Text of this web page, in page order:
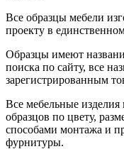
Все образцы мебели
проекту в
Образцы имеют
поиска по сайту, все
зарегистрированным
Все мебельные изделия
образцов по цвету,
способами монтажа и
фурнитуры.